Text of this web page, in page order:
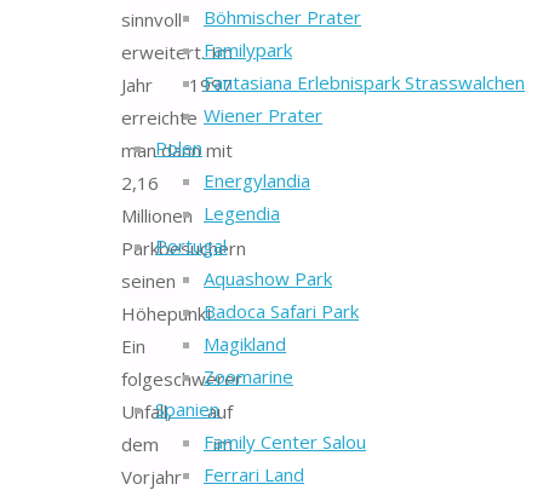
Böhmischer Prater
Familypark
Fantasiana Erlebnispark Strasswalchen
Wiener Prater
Polen
Energylandia
Legendia
Portugal
Aquashow Park
Badoca Safari Park
Magikland
Zoomarine
Spanien
Family Center Salou
Ferrari Land
sinnvoll
erweitert. Im
Jahr 1997
erreichte
man dann mit
2,16
Millionen
Parkbesuchern
seinen
Höhepunkt.
Ein
folgeschwerer
Unfall, auf
dem im
Vorjahr